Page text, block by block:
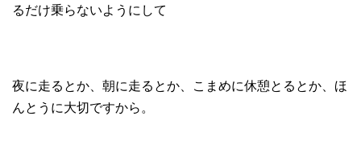
るだけ乗らないようにして
夜に走るとか、朝に走るとか、こまめに休憩とるとか、ほ
んとうに大切ですから。